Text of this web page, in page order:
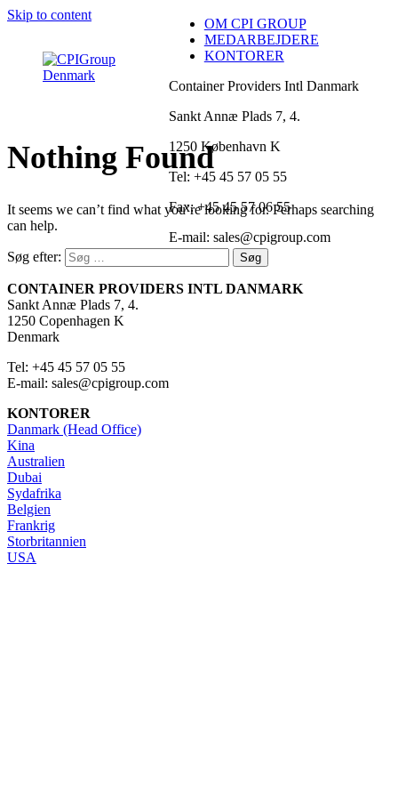
Skip to content
OM CPI GROUP
MEDARBEJDERE
KONTORER
Container Providers Intl Danmark
Sankt Annæ Plads 7, 4.
1250 København K
Tel: +45 45 57 05 55
Fax: +45 45 57 06 55
E-mail: sales@cpigroup.com
Nothing Found
It seems we can’t find what you’re looking for. Perhaps searching
can help.
Søg efter:
CONTAINER PROVIDERS INTL DANMARK
Sankt Annæ Plads 7, 4.
1250 Copenhagen K
Denmark
Tel: +45 45 57 05 55
E-mail: sales@cpigroup.com
KONTORER
Danmark (Head Office)
Kina
Australien
Dubai
Sydafrika
Belgien
Frankrig
Storbritannien
USA